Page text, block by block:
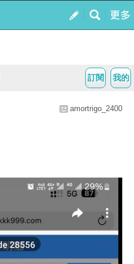
我的
訂閱
amortrigo_2400